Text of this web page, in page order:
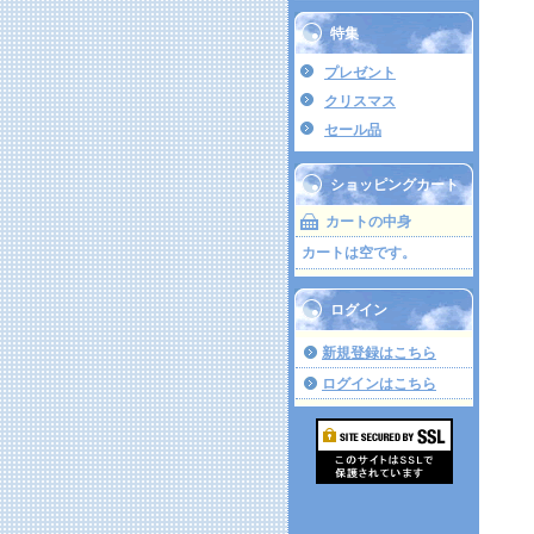
特集
プレゼント
クリスマス
セール品
ショッピングカート
カートの中身
カートは空です。
ログイン
新規登録はこちら
ログインはこちら